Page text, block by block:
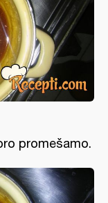
promešamo.